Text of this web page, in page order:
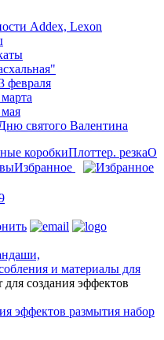
Addex, Lexon
февраля
святого Валентина
коробкиПлоттер. резкаО
Избранное
и материалы для
создания эффектов